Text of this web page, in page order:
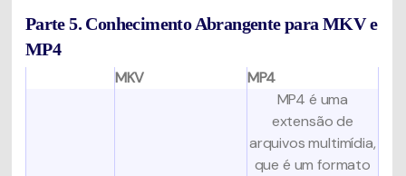
Parte 5. Conhecimento Abrangente para MKV e
MP4
MKV MP4
MP4 é uma
extensão de
arquivos multimídia,
que é um formato